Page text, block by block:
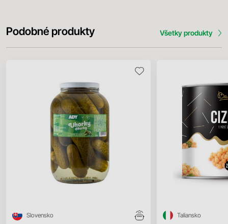
Podobné produkty Všetky produkty
Slovensko Taliansko